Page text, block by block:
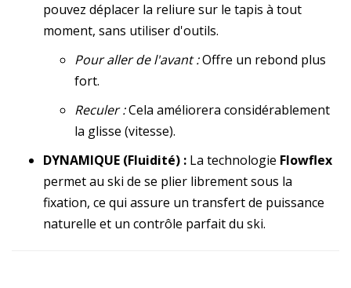
pouvez déplacer la reliure sur le tapis à tout
moment, sans utiliser d'outils.
Pour aller de l'avant :Offre un rebond plus
fort.
Reculer :Cela améliorera considérablement
la glisse (vitesse).
DYNAMIQUE (Fluidité) : La technologie Flowflex
permet au ski de se plier librement sous la
fixation, ce qui assure un transfert de puissance
naturelle et un contrôle parfait du ski.